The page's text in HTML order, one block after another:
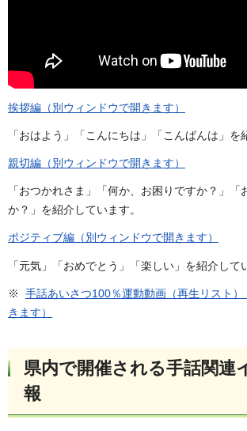
挨拶編（別ウィンドウで開きます）
「おはよう」「こんにちは」「こんばんは」を
親切編（別ウィンドウで開きます）
「おつかれさま」「何か、お困りですか？」「
か？」を紹介しています。
ポジティブ編（別ウィンドウで開きます）
「元気」「おめでとう」「楽しい」を紹介して
※ 手話あいさつ100％運動動画（再生リスト）
きます）
県内で開催される手話関連
報